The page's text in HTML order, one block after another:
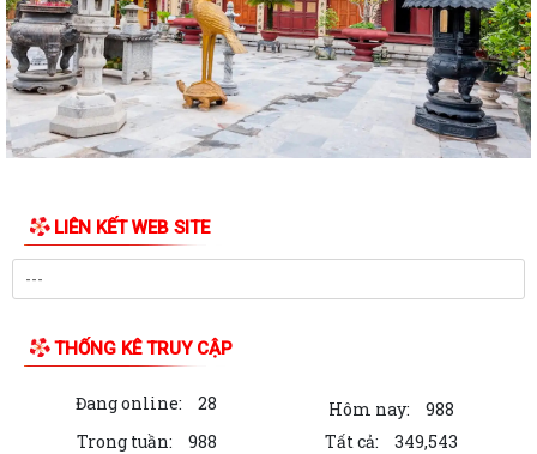
Bộ Chính trị tổ chức hội nghị toàn quốc sơ kết 1 năm vận hành mô hình
tổ chức tổng thể của hệ...
Luật sửa đổi bổ sung một số điều của Luật Tiếp công dân, luật khiếu
nại, luật tố cáo
Chiến dịch “500 ngày đêm đẩy mạnh thực hiện tìm kiếm, quy tập và
xác định danh tính hài cốt liệt...
KẾ HOẠCH Tiếp công dân của Chủ tịch Ủy ban nhân dân xã Quý III, IV
Tổ chức chi trả tiền bồi thường, hỗ trợ GPMB cho 100 hộ dân (đợt 1)
LIÊN KẾT WEB SITE
THỐNG KÊ TRUY CẬP
Đang online: 28 Hôm nay:
988
Trong tuần:
988 Tất cả: 349,543